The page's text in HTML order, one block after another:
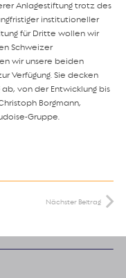
Anlagestiftung trotz des
institutioneller
für Dritte wollen wir
Schweizer
wir unsere beiden
Verfügung. Sie decken
von der Entwicklung bis
Borgmann,
Gruppe.
Nächster Beitrag